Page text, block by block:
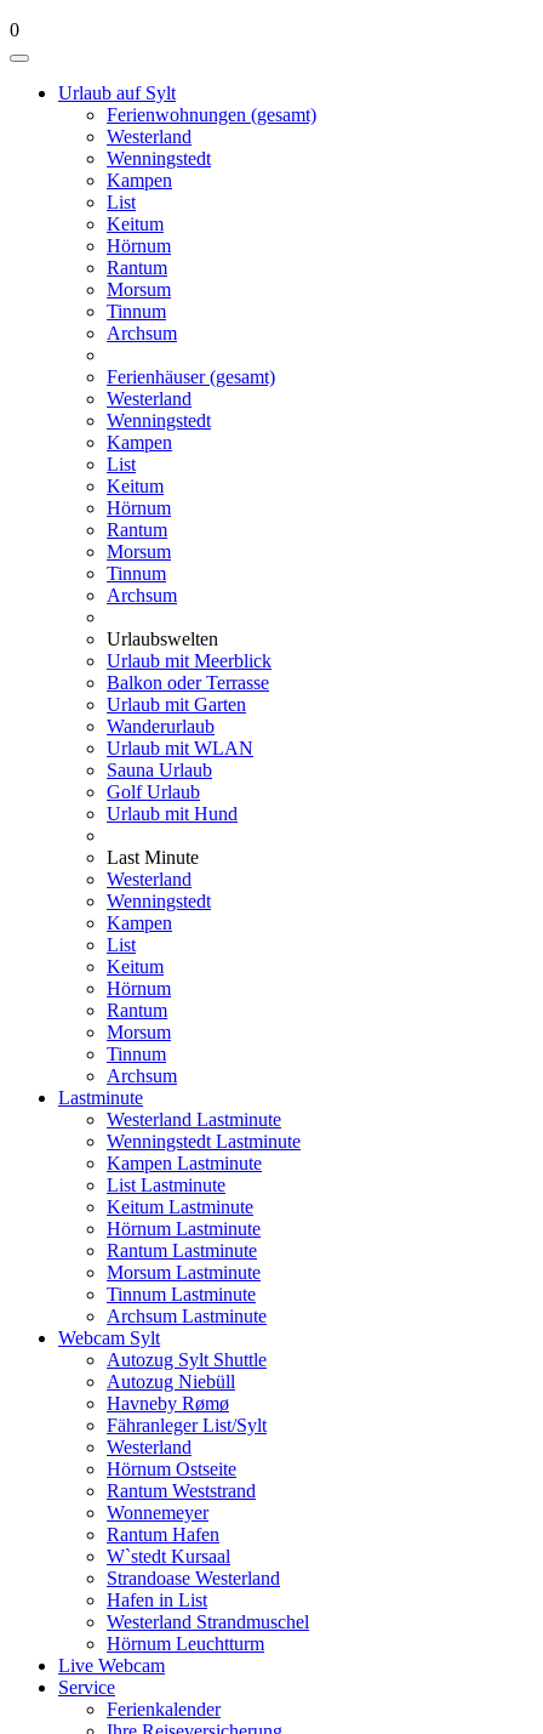
0
Urlaub auf Sylt
Ferienwohnungen (gesamt)
Westerland
Wenningstedt
Kampen
List
Keitum
Hörnum
Rantum
Morsum
Tinnum
Archsum
Ferienhäuser (gesamt)
Westerland
Wenningstedt
Kampen
List
Keitum
Hörnum
Rantum
Morsum
Tinnum
Archsum
Urlaubswelten
Urlaub mit Meerblick
Balkon oder Terrasse
Urlaub mit Garten
Wanderurlaub
Urlaub mit WLAN
Sauna Urlaub
Golf Urlaub
Urlaub mit Hund
Last Minute
Westerland
Wenningstedt
Kampen
List
Keitum
Hörnum
Rantum
Morsum
Tinnum
Archsum
Lastminute
Westerland Lastminute
Wenningstedt Lastminute
Kampen Lastminute
List Lastminute
Keitum Lastminute
Hörnum Lastminute
Rantum Lastminute
Morsum Lastminute
Tinnum Lastminute
Archsum Lastminute
Webcam Sylt
Autozug Sylt Shuttle
Autozug Niebüll
Havneby Rømø
Fähranleger List/Sylt
Westerland
Hörnum Ostseite
Rantum Weststrand
Wonnemeyer
Rantum Hafen
W`stedt Kursaal
Strandoase Westerland
Hafen in List
Westerland Strandmuschel
Hörnum Leuchtturm
Live Webcam
Service
Ferienkalender